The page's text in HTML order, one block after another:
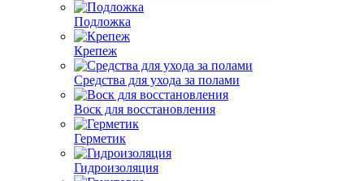
Подложка
Крепеж
Средства для ухода за полами
Воск для восстановления
Герметик
Гидроизоляция